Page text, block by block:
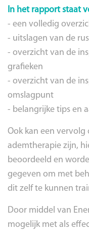
In het rapport staat
- een volledig
- uitslagen van de
- overzicht van de
grafieken
- overzicht van de
omslagpunt
- belangrijke tips en
Ook kan een vervolg
ademtherapie zijn,
beoordeeld en
gegeven om met
dit zelf te kunnen
Door middel van
mogelijk met als